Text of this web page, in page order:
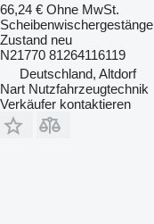
66,24 € Ohne MwSt.
Scheibenwischergestänge
Zustand neu
N21770 81264116119
Deutschland, Altdorf
Nart Nutzfahrzeugtechnik
Verkäufer kontaktieren